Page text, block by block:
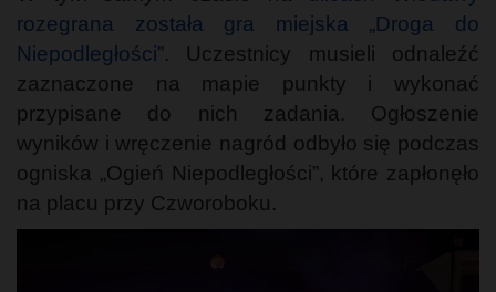
rozegrana została gra miejska „Droga do
Niepodległości”. Uczestnicy musieli odnaleźć
zaznaczone na mapie punkty i wykonać
przypisane do nich zadania. Ogłoszenie
wyników i wręczenie nagród odbyło się podczas
ogniska „Ogień Niepodległości”, które zapłonęło
na placu przy Czworoboku.